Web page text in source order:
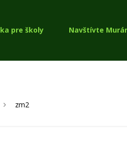
pre školy Navštívte
zm2